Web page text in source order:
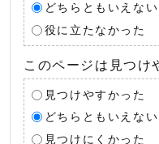
どちらともいえない
役に立たなかった
このページは見つけ
見つけやすかった
どちらともいえない
見つけにくかった